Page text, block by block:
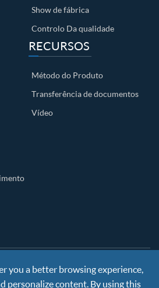
Show de fábrica
Controlo Da qualidade
RECURSOS
Método do Produto
Transferência de documentos
Vídeo
Automation System Co.,LTD.All
you a better browsing experience,
personalize content. By using this